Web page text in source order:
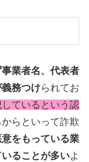
事業者名、代表者
務つけられてお
ているという認
らといって詐欺
意をもっている業
ることが多いよ